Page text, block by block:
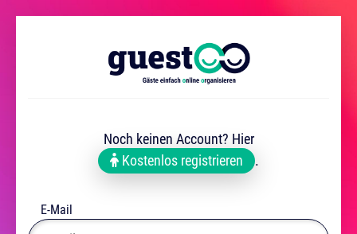
Noch keinen Account? Hier
Kostenlos registrieren
.
E-Mail